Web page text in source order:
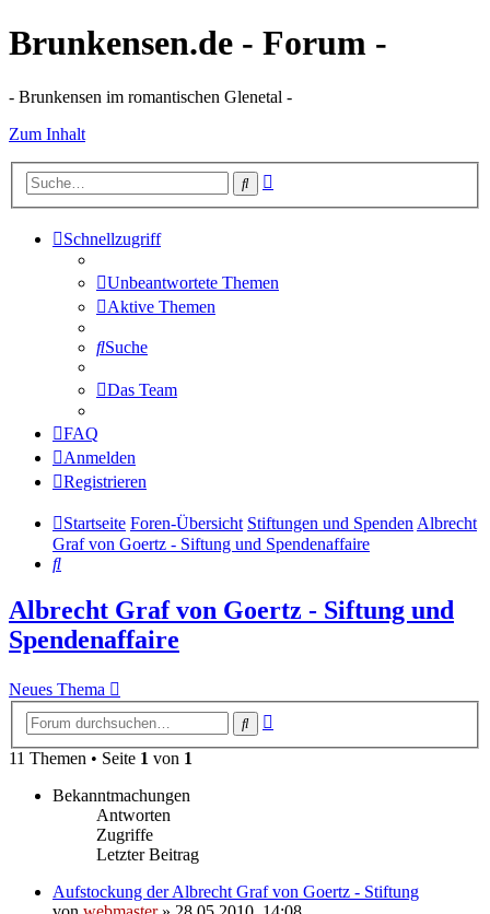
Brunkensen.de - Forum -
- Brunkensen im romantischen Glenetal -
Zum Inhalt
Suche
Schnellzugriff
Unbeantwortete Themen
Aktive Themen
Suche
Das Team
FAQ
Anmelden
Registrieren
Startseite Foren-Übersicht Stiftungen und SpendenAlbrecht
Graf von Goertz - Siftung und Spendenaffaire
Suche
Albrecht Graf von Goertz - Siftung und
Spendenaffaire
Neues Thema
Suche
11 Themen • Seite 1 von 1
Bekanntmachungen
Antworten
Zugriffe
Letzter Beitrag
Aufstockung der Albrecht Graf von Goertz - Stiftung